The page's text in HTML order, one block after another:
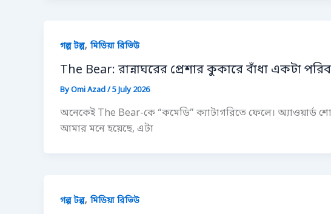
গল্প টল্প, মিডিয়া রিভিউ
The Bear: রান্নাঘরের প্রেশার কুকারে বাঁধা একটা
ByOmi Azad/5 July 2026
অনেকেই The Bear-কে “কমেডি” ক্যাটাগরিতে ফেলে। অ্যাওয়ার্ড
আমার মনে হয়েছে, এটা
গল্প টল্প, মিডিয়া রিভিউ